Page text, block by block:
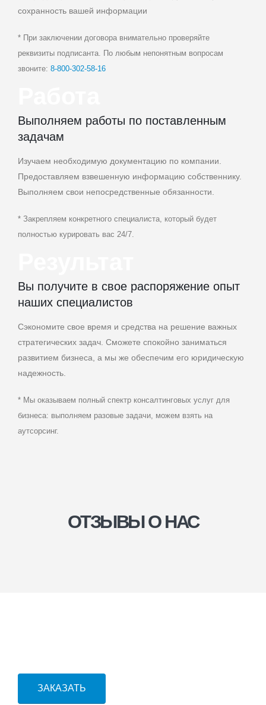
сохранность вашей информации
* При заключении договора внимательно проверяйте
реквизиты подписанта. По любым непонятным вопросам
звоните: 8‑800‑302‑58‑16
Выполняем работы по поставленным
задачам
Изучаем необходимую документацию по компании.
Предоставляем взвешенную информацию собственнику.
Выполняем свои непосредственные обязанности.
* Закрепляем конкретного специалиста, который будет
полностью курировать вас 24/7.
Вы получите в свое распоряжение опыт
наших специалистов
Сэкономите свое время и средства на решение важных
стратегических задач. Сможете спокойно заниматься
развитием бизнеса, а мы же обеспечим его юридическую
надежность.
* Мы оказываем полный спектр консалтинговых услуг для
бизнеса: выполняем разовые задачи, можем взять на
аутсорсинг.
ОТЗЫВЫ О НАС
ЗАКАЗАТЬ